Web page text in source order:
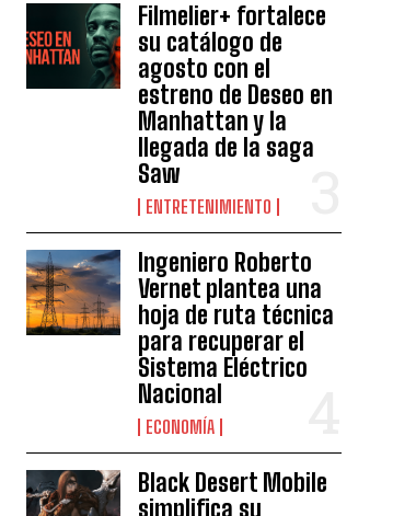
Filmelier+ fortalece
su catálogo de
agosto con el
estreno de Deseo en
Manhattan y la
llegada de la saga
Saw
ENTRETENIMIENTO
Ingeniero Roberto
Vernet plantea una
hoja de ruta técnica
para recuperar el
Sistema Eléctrico
Nacional
ECONOMÍA
Black Desert Mobile
simplifica su